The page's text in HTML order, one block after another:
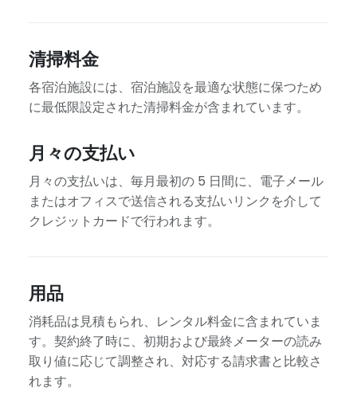
清掃料金
各宿泊施設には、宿泊施設を最適な状態に保つため
に最低限設定された清掃料金が含まれています。
月々の支払い
月々の支払いは、毎月最初の 5 日間に、電子メール
またはオフィスで送信される支払いリンクを介して
クレジットカードで行われます。
用品
消耗品は見積もられ、レンタル料金に含まれていま
す。契約終了時に、初期および最終メーターの読み
取り値に応じて調整され、対応する請求書と比較さ
れます。